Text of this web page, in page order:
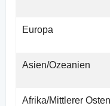
Europa
Asien/Ozeanien
Afrika/Mittlerer Osten